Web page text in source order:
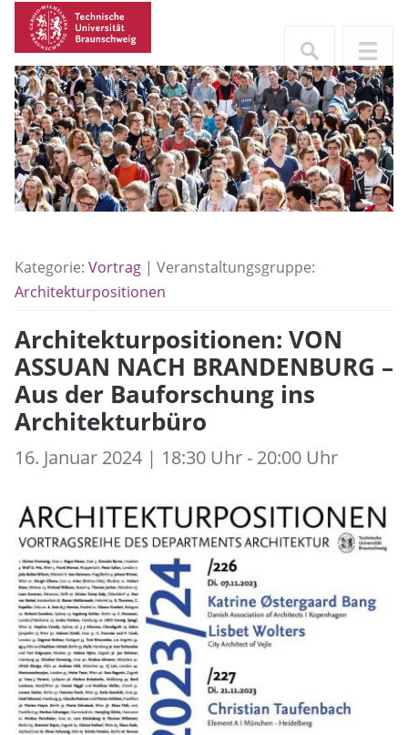
Kategorie: Vortrag | Veranstaltungsgruppe:
Architekturpositionen
Architekturpositionen: VON
ASSUAN NACH BRANDENBURG –
Aus der Bauforschung ins
Architekturbüro
16. Januar 2024 | 18:30 Uhr - 20:00 Uhr